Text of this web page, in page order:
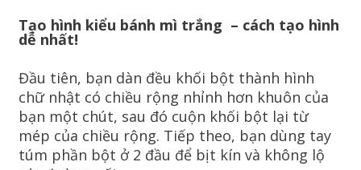
Tạo hình kiểu bánh mì trắng – cách tạo hình
dễ nhất!
Đầu tiên, bạn dàn đều khối bột thành hình
chữ nhật có chiều rộng nhỉnh hơn khuôn của
bạn một chút, sau đó cuộn khối bột lại từ
mép của chiều rộng. Tiếp theo, bạn dùng tay
túm phần bột ở 2 đầu để bịt kín và không lộ